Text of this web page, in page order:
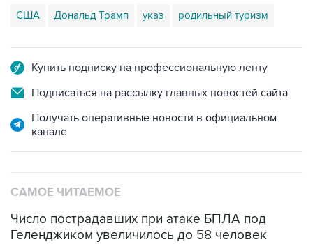
США Дональд Трамп указ родильный туризм
Купить подписку на профессиональную ленту
Подписаться на рассылку главных новостей сайта
Получать оперативные новости в официальном
канале
САМОЕ ЧИТАЕМОЕ
Число пострадавших при атаке БПЛА под
Геленджиком увеличилось до 58 человек